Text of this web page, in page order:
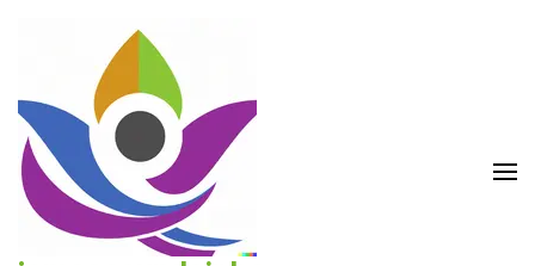
(druk
enter)